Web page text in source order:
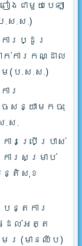
ងជាមួយបេឡា
ស.ស.)
ារប្ដូរ
ក់ការកណ្ដាល
(ប.ស.ស.)
រ
ន្យាមកចុះ
.ស.
រប្រើប្រាស់
ារសម្រាប់
ន្តិសុខ
ន្តការ
ផ្ដល់អត្ត
រ (មានឈីប)